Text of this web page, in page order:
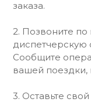
заказа.
2. Позвоните
диспетчерскую
Сообщите
вашей поездки,
3. Оставьте